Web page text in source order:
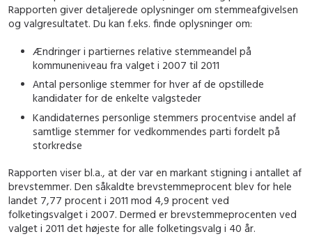
Rapporten giver detaljerede oplysninger om stemmeafgivelsen
og valgresultatet. Du kan f.eks. finde oplysninger om:
Ændringer i partiernes relative stemmeandel på
kommuneniveau fra valget i 2007 til 2011
Antal personlige stemmer for hver af de opstillede
kandidater for de enkelte valgsteder
Kandidaternes personlige stemmers procentvise andel af
samtlige stemmer for vedkommendes parti fordelt på
storkredse
Rapporten viser bl.a., at der var en markant stigning i antallet af
brevstemmer. Den såkaldte brevstemmeprocent blev for hele
landet 7,77 procent i 2011 mod 4,9 procent ved
folketingsvalget i 2007. Dermed er brevstemmeprocenten ved
valget i 2011 det højeste for alle folketingsvalg i 40 år.